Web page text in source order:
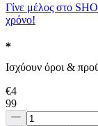
Γίνε μέλος στο
χρόνο!
Ισχύουν όροι &
€4
99